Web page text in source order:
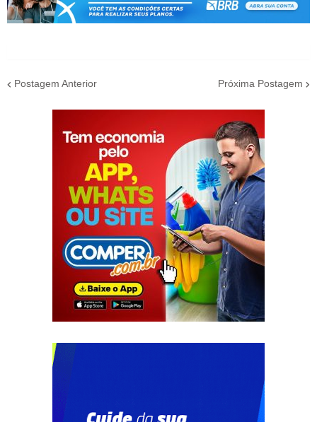
Postagem Anterior Próxima Postagem